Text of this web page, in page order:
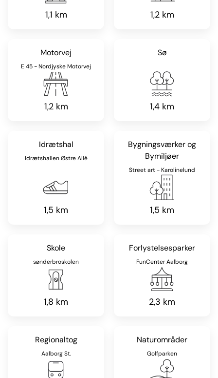
1,1 km 1,2 km
Motorvej
E 45 - Nordjyske Motorvej
1,2 km
Sø
1,4 km
Idrætshal
Idrætshallen Østre Allé
1,5 km
Bygningsværker og
Bymiljøer
Street art - Karolinelund
1,5 km
Skole
sønderbroskolen
1,8 km
Forlystelsesparker
FunCenter Aalborg
2,3 km
Regionaltog
Aalborg St.
Naturområder
Golfparken